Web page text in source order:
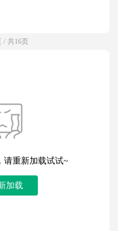
/ 共16页
请重新加载试试~
加载